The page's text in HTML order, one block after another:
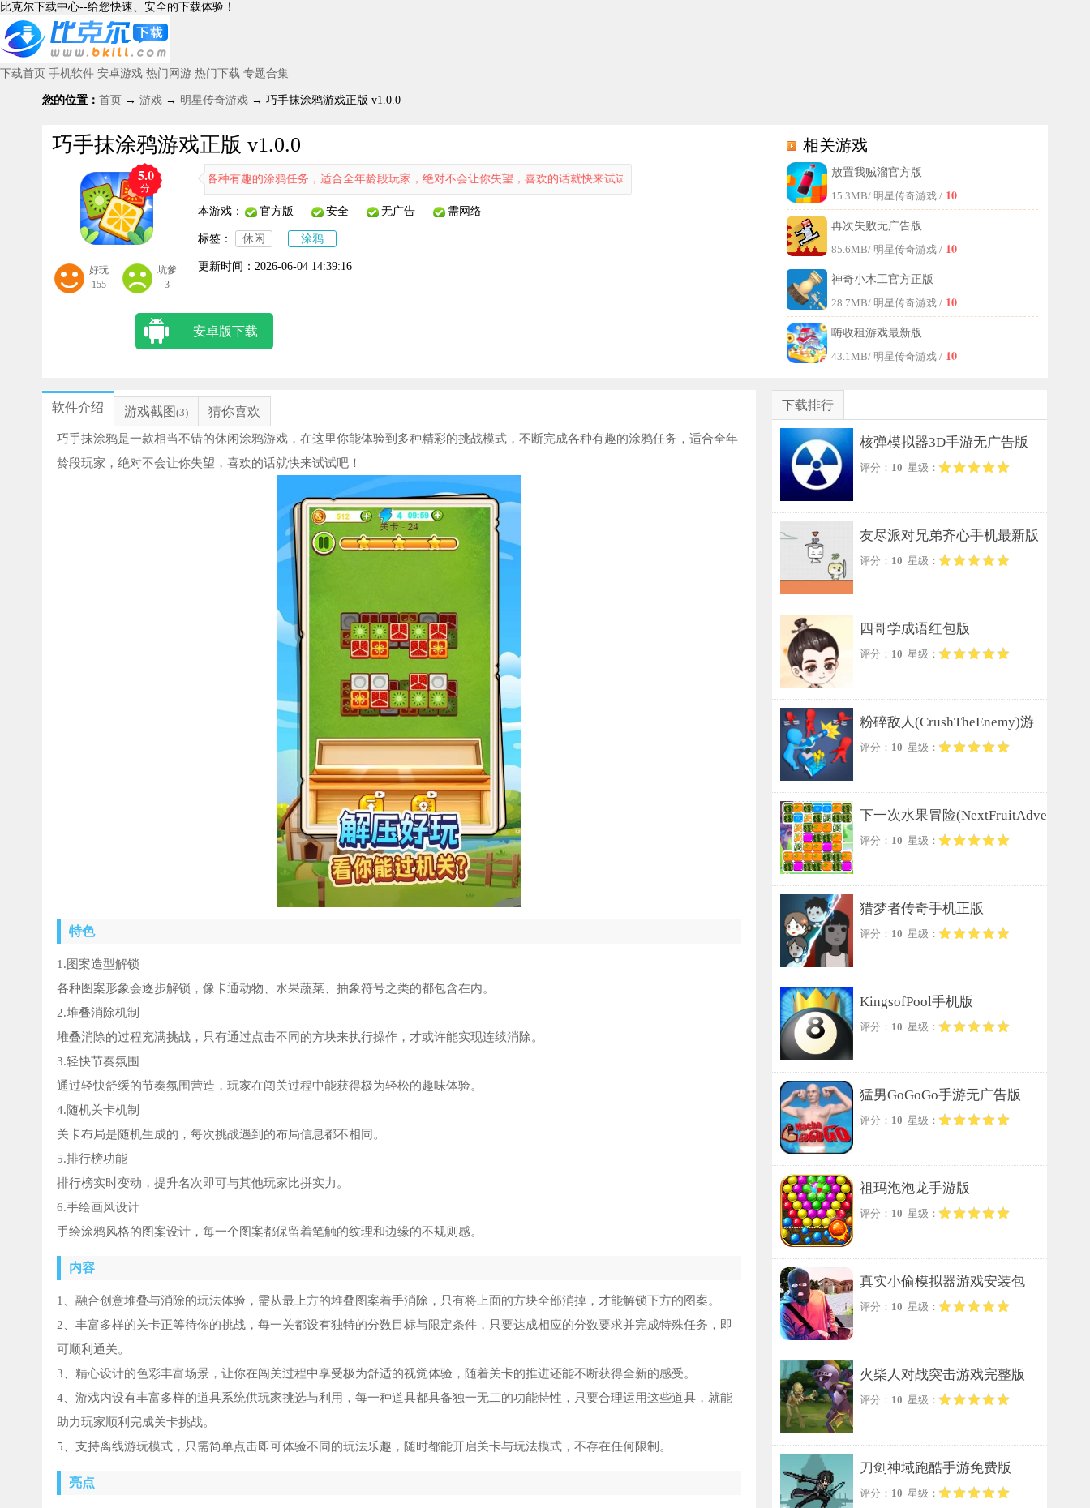
比克尔下载中心--给您快速、安全的下载体验！
下载首页 手机软件 安卓游戏 热门网游 热门下载 专题合集
您的位置： 首页 → 游戏 → 明星传奇游戏 → 巧手抹涂鸦游戏正版 v1.0.0
巧手抹涂鸦游戏正版 v1.0.0
5.0
分
好玩
155
坑爹
3
彩的挑战模式，不断完成各种有趣的涂鸦任务，适合全年龄段玩家，绝对不会让你失望，喜欢的话就快来试试吧！
本游戏： 官方版 安全 无广告 需网络
标签： 休闲 涂鸦
更新时间： 2026-06-04 14:39:16
安卓版下载
相关游戏
放置我贼溜官方版
15.3MB/ 明星传奇游戏 / 10
再次失败无广告版
85.6MB/ 明星传奇游戏 / 10
神奇小木工官方正版
28.7MB/ 明星传奇游戏 / 10
嗨收租游戏最新版
43.1MB/ 明星传奇游戏 / 10
软件介绍 游戏截图 (3) 猜你喜欢
巧手抹涂鸦是一款相当不错的休闲涂鸦游戏，在这里你能体验到多种精彩的挑战模式，不断完成各种有趣的涂鸦任务，适合全年
龄段玩家，绝对不会让你失望，喜欢的话就快来试试吧！
特色
1.图案造型解锁
各种图案形象会逐步解锁，像卡通动物、水果蔬菜、抽象符号之类的都包含在内。
2.堆叠消除机制
堆叠消除的过程充满挑战，只有通过点击不同的方块来执行操作，才或许能实现连续消除。
3.轻快节奏氛围
通过轻快舒缓的节奏氛围营造，玩家在闯关过程中能获得极为轻松的趣味体验。
4.随机关卡机制
关卡布局是随机生成的，每次挑战遇到的布局信息都不相同。
5.排行榜功能
排行榜实时变动，提升名次即可与其他玩家比拼实力。
6.手绘画风设计
手绘涂鸦风格的图案设计，每一个图案都保留着笔触的纹理和边缘的不规则感。
内容
1、融合创意堆叠与消除的玩法体验，需从最上方的堆叠图案着手消除，只有将上面的方块全部消掉，才能解锁下方的图案。
2、丰富多样的关卡正等待你的挑战，每一关都设有独特的分数目标与限定条件，只要达成相应的分数要求并完成特殊任务，即
可顺利通关。
3、精心设计的色彩丰富场景，让你在闯关过程中享受极为舒适的视觉体验，随着关卡的推进还能不断获得全新的感受。
4、游戏内设有丰富多样的道具系统供玩家挑选与利用，每一种道具都具备独一无二的功能特性，只要合理运用这些道具，就能
助力玩家顺利完成关卡挑战。
5、支持离线游玩模式，只需简单点击即可体验不同的玩法乐趣，随时都能开启关卡与玩法模式，不存在任何限制。
亮点
下载排行
核弹模拟器3D手游无广告版
评分： 10 星级：
友尽派对兄弟齐心手机最新版
评分： 10 星级：
四哥学成语红包版
评分： 10 星级：
粉碎敌人(CrushTheEnemy)游
戏无广告版
评分： 10 星级：
下一次水果冒险(NextFruitAdve
nture)安卓版
评分： 10 星级：
猎梦者传奇手机正版
评分： 10 星级：
KingsofPool手机版
评分： 10 星级：
猛男GoGoGo手游无广告版
评分： 10 星级：
祖玛泡泡龙手游版
评分： 10 星级：
真实小偷模拟器游戏安装包
评分： 10 星级：
火柴人对战突击游戏完整版
评分： 10 星级：
刀剑神域跑酷手游免费版
评分： 10 星级：